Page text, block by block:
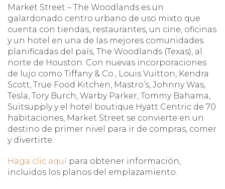
Market Street – The Woodlands es un
galardonado centro urbano de uso mixto que
cuenta con tiendas, restaurantes, un cine, oficinas
y un hotel en una de las mejores comunidades
planificadas del país, The Woodlands (Texas), al
norte de Houston. Con nuevas incorporaciones
de lujo como Tiffany & Co., Louis Vuitton, Kendra
Scott, True Food Kitchen, Mastro’s, Johnny Was,
Tesla, Tory Burch, Warby Parker, Tommy Bahama,
Suitsupply y el hotel boutique Hyatt Centric de 70
habitaciones, Market Street se convierte en un
destino de primer nivel para ir de compras, comer
y divertirte.
Haga clic aquí para obtener información,
incluidos los planos del emplazamiento.